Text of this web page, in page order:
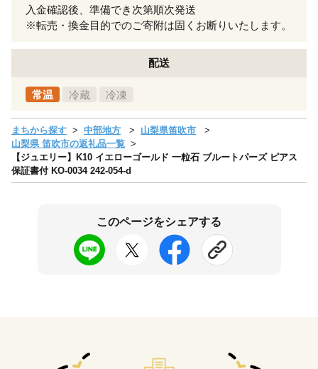
入金確認後、準備でき次第順次発送
※転売・換金目的でのご寄附は固くお断りいたします。
配送
常温 冷蔵 冷凍
まちから探す 中部地方
山梨県笛吹市
山梨県 笛吹市の返礼品一覧
【ジュエリー】K10 イエローゴールド 一粒石 ブルートパーズ ピアス
保証書付 KO-0034 242-054-d
このページをシェアする